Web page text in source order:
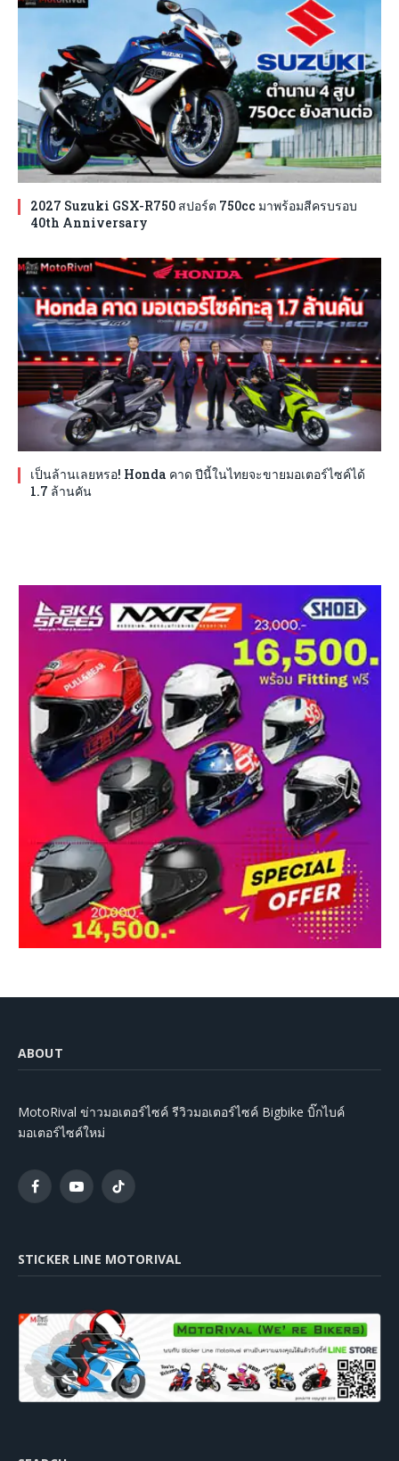
2027 Suzuki GSX-R750 สปอร์ต 750cc มาพร้อมสีครบรอบ
40th Anniversary
เป็นล้านเลยหรอ! Honda คาด ปีนี้ในไทยจะขายมอเตอร์ไซค์ได้
1.7 ล้านคัน
ABOUT
MotoRival ข่าวมอเตอร์ไซค์ รีวิวมอเตอร์ไซค์ Bigbike บิ๊กไบค์
มอเตอร์ไซค์ใหม่
FacebookYouTubeTikTok
STICKER LINE MOTORIVAL